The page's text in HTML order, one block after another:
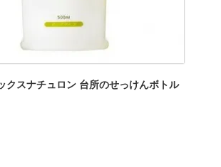
クスナチュロン 台所のせっけんボトル